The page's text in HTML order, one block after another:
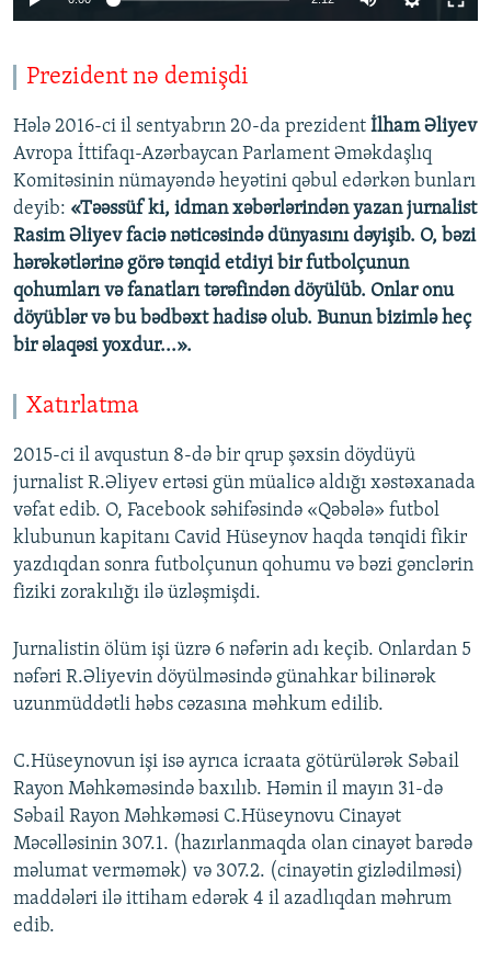
Prezident nə demişdi
Hələ 2016-ci il sentyabrın 20-da prezident İlham Əliyev
Avropa İttifaqı-Azərbaycan Parlament Əməkdaşlıq
Komitəsinin nümayəndə heyətini qəbul edərkən bunları
deyib: «Təəssüf ki, idman xəbərlərindən yazan jurnalist
Rasim Əliyev faciə nəticəsində dünyasını dəyişib. O, bəzi
hərəkətlərinə görə tənqid etdiyi bir futbolçunun
qohumları və fanatları tərəfindən döyülüb. Onlar onu
döyüblər və bu bədbəxt hadisə olub. Bunun bizimlə heç
bir əlaqəsi yoxdur...».
Xatırlatma
2015-ci il avqustun 8-də bir qrup şəxsin döydüyü
jurnalist R.Əliyev ertəsi gün müalicə aldığı xəstəxanada
vəfat edib. O, Facebook səhifəsində «Qəbələ» futbol
klubunun kapitanı Cavid Hüseynov haqda tənqidi fikir
yazdıqdan sonra futbolçunun qohumu və bəzi gənclərin
fiziki zorakılığı ilə üzləşmişdi.
Jurnalistin ölüm işi üzrə 6 nəfərin adı keçib. Onlardan 5
nəfəri R.Əliyevin döyülməsində günahkar bilinərək
uzunmüddətli həbs cəzasına məhkum edilib.
C.Hüseynovun işi isə ayrıca icraata götürülərək Səbail
Rayon Məhkəməsində baxılıb. Həmin il mayın 31-də
Səbail Rayon Məhkəməsi C.Hüseynovu Cinayət
Məcəlləsinin 307.1. (hazırlanmaqda olan cinayət barədə
məlumat verməmək) və 307.2. (cinayətin gizlədilməsi)
maddələri ilə ittiham edərək 4 il azadlıqdan məhrum
edib.